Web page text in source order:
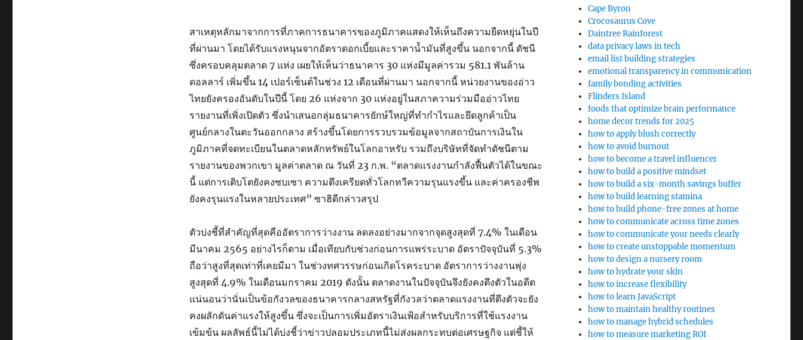
สาเหตุหลักมาจากการที่ภาคการธนาคารของภูมิภาคแสดงให้เห็นถึงความยืดหยุ่นในปี
ที่ผ่านมา โดยได้รับแรงหนุนจากอัตราดอกเบี้ยและราคาน้ำมันที่สูงขึ้น นอกจากนี้ ดัชนี
ซึ่งครอบคลุมตลาด 7 แห่ง เผยให้เห็นว่าธนาคาร 30 แห่งมีมูลค่ารวม 581.1 พันล้าน
ดอลลาร์ เพิ่มขึ้น 14 เปอร์เซ็นต์ในช่วง 12 เดือนที่ผ่านมา นอกจากนี้ หน่วยงานของอ่าว
ไทยยังครองอันดับในปีนี้ โดย 26 แห่งจาก 30 แห่งอยู่ในสภาความร่วมมืออ่าวไทย
รายงานที่เพิ่งเปิดตัว ซึ่งนำเสนอกลุ่มธนาคารยักษ์ใหญ่ที่ทำกำไรและยึดลูกค้าเป็น
ศูนย์กลางในตะวันออกกลาง สร้างขึ้นโดยการรวบรวมข้อมูลจากสถาบันการเงินใน
ภูมิภาคที่จดทะเบียนในตลาดหลักทรัพย์ในโลกอาหรับ รวมถึงบริษัทที่จัดทำดัชนีตาม
รายงานของพวกเขา มูลค่าตลาด ณ วันที่ 23 ก.พ. “ตลาดแรงงานกำลังฟื้นตัวได้ในขณะ
นี้ แต่การเติบโตยังคงซบเซา ความตึงเครียดทั่วโลกทวีความรุนแรงขึ้น และค่าครองชีพ
ยังคงรุนแรงในหลายประเทศ” ซาฮิดีกล่าวสรุป
ตัวบ่งชี้ที่สำคัญที่สุดคืออัตราการว่างงาน ลดลงอย่างมากจากจุดสูงสุดที่ 7.4% ในเดือน
มีนาคม 2565 อย่างไรก็ตาม เมื่อเทียบกับช่วงก่อนการแพร่ระบาด อัตราปัจจุบันที่ 5.3%
ถือว่าสูงที่สุดเท่าที่เคยมีมา ในช่วงทศวรรษก่อนเกิดโรคระบาด อัตราการว่างงานพุ่ง
สูงสุดที่ 4.9% ในเดือนมกราคม 2019 ดังนั้น ตลาดงานในปัจจุบันจึงยังคงตึงตัวในอดีต
แน่นอนว่านั่นเป็นข้อกังวลของธนาคารกลางสหรัฐที่กังวลว่าตลาดแรงงานที่ตึงตัวจะยัง
คงผลักดันค่าแรงให้สูงขึ้น ซึ่งจะเป็นการเพิ่มอัตราเงินเฟ้อสำหรับบริการที่ใช้แรงงาน
เข้มข้น ผลลัพธ์นี้ไม่ได้บ่งชี้ว่าข่าวปลอมประเภทนี้ไม่ส่งผลกระทบต่อเศรษฐกิจ แต่ชี้ให้
Cape Byron
Crocosaurus Cove
Daintree Rainforest
data privacy laws in tech
email list building strategies
emotional transparency in communication
family bonding activities
Flinders Island
foods that optimize brain performance
home decor trends for 2025
how to apply blush correctly
how to avoid burnout
how to become a travel influencer
how to build a positive mindset
how to build a six-month savings buffer
how to build learning stamina
how to build phone-free zones at home
how to communicate across time zones
how to communicate your needs clearly
how to create unstoppable momentum
how to design a nursery room
how to hydrate your skin
how to increase flexibility
how to learn JavaScript
how to maintain healthy routines
how to manage hybrid schedules
how to measure marketing ROI